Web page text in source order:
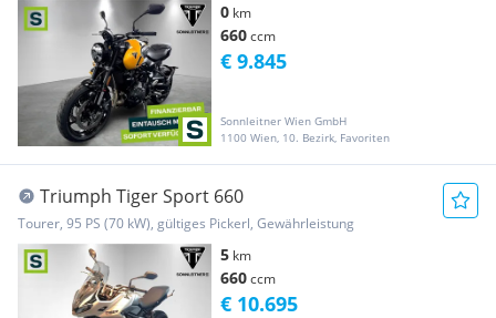
0 km
660ccm
Sonnleitner Wien GmbH
1100 Wien, 10. Bezirk, Favoriten
€ 9.845
Triumph Tiger Sport 660
Tourer, 95 PS (70 kW), gültiges Pickerl, Gewährleistung
5 km
660ccm
€ 10.695